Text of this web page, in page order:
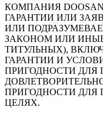
КОМПАНИЯ
ГАРАНТИИ ИЛИ
ИЛИ
ЗАКОНОМ ИЛИ
ТИТУЛЬНЫХ),
ГАРАНТИИ И
ПРИГОДНОСТИ ДЛЯ
ПРИГОДНОСТИ ДЛЯ
ЦЕЛЯХ.